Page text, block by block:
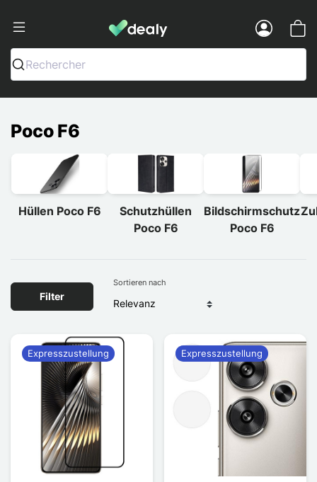
Dealy - Hüllen und Zubehör für
Rechercher
Poco F6
Hüllen Poco F6
Schutzhüllen
Poco F6
Bildschirmschutz
Poco F6
Filter
Sortieren nach
Expresszustellung Expresszustellung